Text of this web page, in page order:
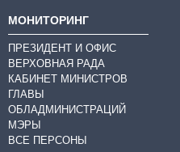
МОНИТОРИНГ
ПРЕЗИДЕНТ И ОФИС
ВЕРХОВНАЯ РАДА
КАБИНЕТ МИНИСТРОВ
ГЛАВЫ
ОБЛАДМИНИСТРАЦИЙ
МЭРЫ
ВСЕ ПЕРСОНЫ